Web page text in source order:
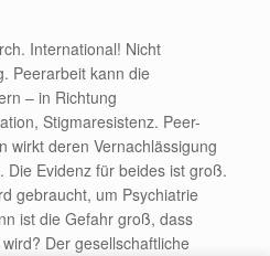
International! Nicht
Peerarbeit kann die
– in Richtung
Stigmaresistenz. Peer-
wirkt deren Vernachlässigung
Die Evidenz für beides ist groß.
gebraucht, um Psychiatrie
ist die Gefahr groß, dass
Der gesellschaftliche